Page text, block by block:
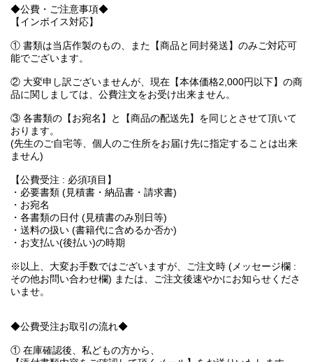
◆公費・ご注意事項◆
【インボイス対応】
① 書類は当店作製のもの、また【商品と同封発送】のみご対応可
能でございます。
② 大変申し訳ございませんが、現在【本体価格2,000円以下】の商
品に関しましては、公費注文をお受け出来ません。
③ 各書類の【お宛名】と【商品の配送先】を同じとさせて頂いて
おります。
(先生のご自宅等、個人のご住所をお届け先に指定することは出来
ません)
【公費受注 : 必須項目】
・必要書類 (見積書・納品書・請求書)
・お宛名
・各書類の日付 (見積書のみ別日等)
・送料の扱い (書籍代に含めるか否か)
・お支払い(後払い)の時期
※以上、大変お手数ではございますが、ご注文時 (メッセージ欄 :
その他お問い合わせ欄) または、ご注文後速やかにお知らせくださ
いませ。
◆公費受注お取引の流れ◆
① 在庫確認後、私どもの方から、